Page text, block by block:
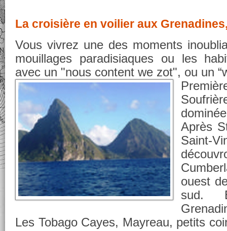
La croisière en voilier aux
Vous vivrez une des moments
mouillages paradisiaques ou les
avec un "nous content we zot", ou un
Après
ouest
sud.
Les Tobago Cayes, Mayreau, petits